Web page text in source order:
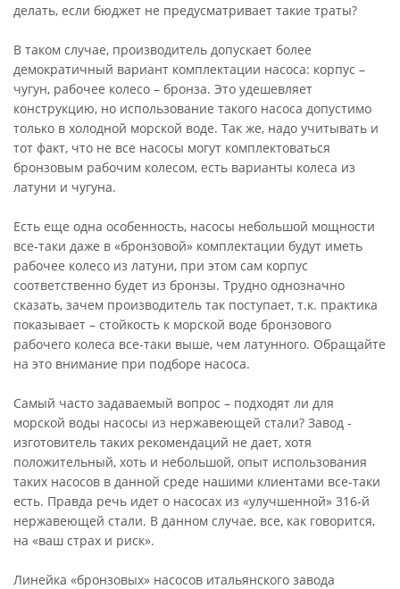
делать, если бюджет не предусматривает такие траты?
В таком случае, производитель допускает более
демократичный вариант комплектации насоса: корпус –
чугун, рабочее колесо – бронза. Это удешевляет
конструкцию, но использование такого насоса допустимо
только в холодной морской воде. Так же, надо учитывать и
тот факт, что не все насосы могут комплектоваться
бронзовым рабочим колесом, есть варианты колеса из
латуни и чугуна.
Есть еще одна особенность, насосы небольшой мощности
все-таки даже в «бронзовой» комплектации будут иметь
рабочее колесо из латуни, при этом сам корпус
соответственно будет из бронзы. Трудно однозначно
сказать, зачем производитель так поступает, т.к. практика
показывает – стойкость к морской воде бронзового
рабочего колеса все-таки выше, чем латунного. Обращайте
на это внимание при подборе насоса.
Самый часто задаваемый вопрос – подходят ли для
морской воды насосы из нержавеющей стали? Завод -
изготовитель таких рекомендаций не дает, хотя
положительный, хоть и небольшой, опыт использования
таких насосов в данной среде нашими клиентами все-таки
есть. Правда речь идет о насосах из «улучшенной» 316-й
нержавеющей стали. В данном случае, все, как говорится,
на «ваш страх и риск».
Линейка «бронзовых» насосов итальянского завода